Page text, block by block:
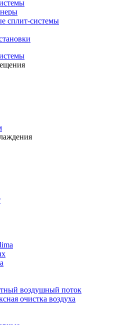
сплит-системы
воздушный поток
очистка воздуха